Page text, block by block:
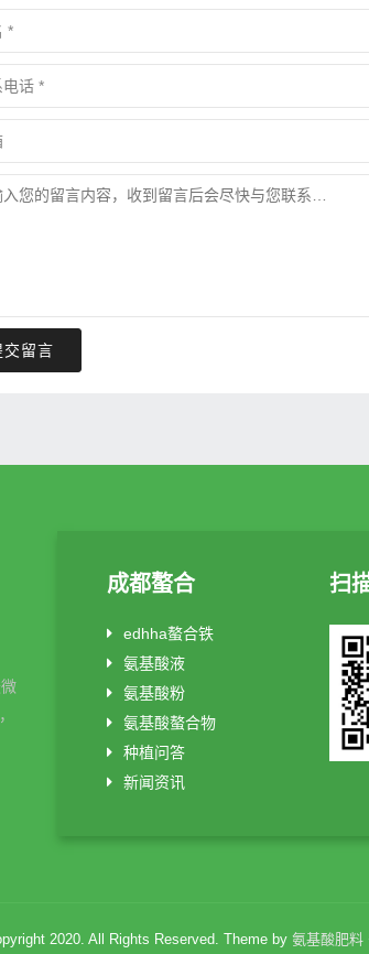
交留言
成都螯合
edhha螯合铁
氨基酸液
氨基酸粉
氨基酸螯合物
种植问答
新闻资讯
扫
2020. All Rights Reserved. Theme by 氨基酸肥料